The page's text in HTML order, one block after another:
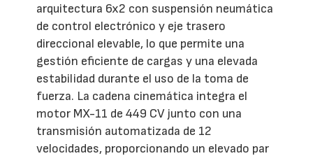
arquitectura 6x2 con suspensión neumática
de control electrónico y eje trasero
direccional elevable, lo que permite una
gestión eficiente de cargas y una elevada
estabilidad durante el uso de la toma de
fuerza. La cadena cinemática integra el
motor MX-11 de 449 CV junto con una
transmisión automatizada de 12
velocidades, proporcionando un elevado par